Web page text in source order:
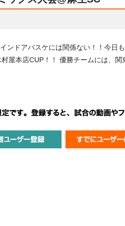
ンドアバスケには関係ない！！今日
屋本店CUP！！ 優勝チームには、